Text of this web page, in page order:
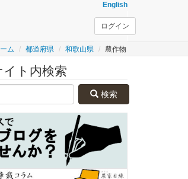
English
ログイン
ム 都道府県 和歌山県 農作物
イト内検索
検索